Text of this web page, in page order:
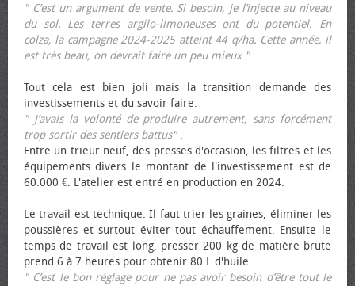
" C’est un argument de vente. Si besoin, je l’injecte au niveau
du sol. Les terres argilo-limoneuses ont du potentiel. En
colza, la campagne 2024-2025 atteint 44 q/ha. Cette année, il
est très beau, on devrait faire un peu mieux ".
Tout cela est bien joli mais la transition demande des
investissements et du savoir faire.
" J’avais la volonté de produire autrement, sans forcément
trop sortir des sentiers battus".
Entre un trieur neuf, des presses d'occasion, les filtres et les
équipements divers le montant de l'investissement est de
60.000 €. L'atelier est entré en production en 2024.
Le travail est technique. Il faut trier les graines, éliminer les
poussières et surtout éviter tout échauffement. Ensuite le
temps de travail est long, presser 200 kg de matière brute
prend 6 à 7 heures pour obtenir 80 L d'huile.
" C’est le bon réglage pour ne pas avoir besoin d’être tout le